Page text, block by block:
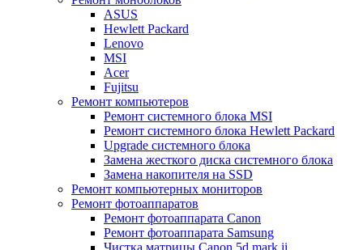
ASUS
Hewlett Packard
Lenovo
MSI
Acer
Fujitsu
Ремонт компьютеров
Ремонт системного блока MSI
Ремонт системного блока Hewlett Packard
Upgrade системного блока
Замена жесткого диска системного блока
Замена накопителя на SSD
Ремонт компьютерных мониторов
Ремонт фотоаппаратов
Ремонт фотоаппарата Canon
Ремонт фотоаппарата Samsung
Чистка матрицы Canon 5d mark ii